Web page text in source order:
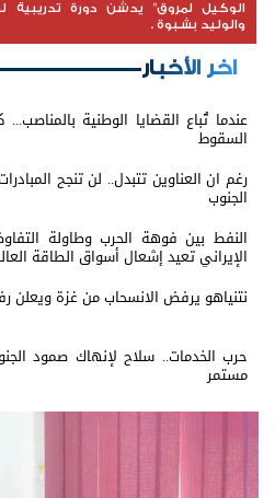
الوكيل لمروق" يدشن دورة تدريبية
والوليد بشبوة .
اخر الأخبار
عندما تُباع القضايا الوطنية
السقوط
رغم ان العناوين تتبدل.. لن تنجح
الجنوب
النفط بين فوهة الحرب وطاولة
الإيراني تعيد إشعال أسواق الطاقة
نتنياهو يرفض الانسحاب من غزة ويعلن
حرب الخدمات.. سلاح لإنهاك صمود
مستمر